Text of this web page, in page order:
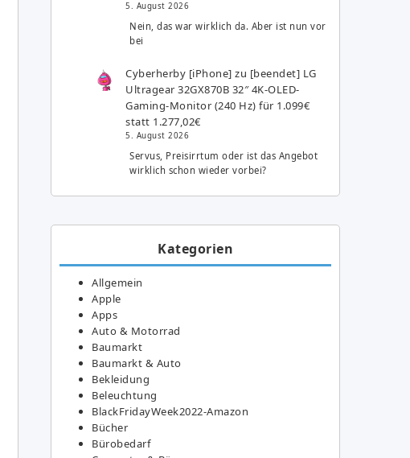
5. August 2026
Nein, das war wirklich da. Aber ist nun vor
bei
Cyberherby [iPhone] zu [beendet] LG
Ultragear 32GX870B 32″ 4K-OLED-
Gaming-Monitor (240 Hz) für 1.099€
statt 1.277,02€
5. August 2026
Servus, Preisirrtum oder ist das Angebot
wirklich schon wieder vorbei?
Kategorien
Allgemein
Apple
Apps
Auto & Motorrad
Baumarkt
Baumarkt & Auto
Bekleidung
Beleuchtung
BlackFridayWeek2022-Amazon
Bücher
Bürobedarf